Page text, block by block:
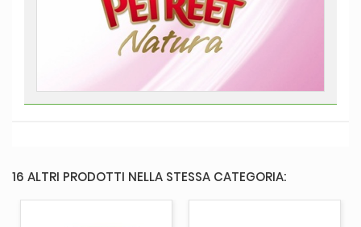
16 ALTRI PRODOTTI NELLA STESSA CATEGORIA: